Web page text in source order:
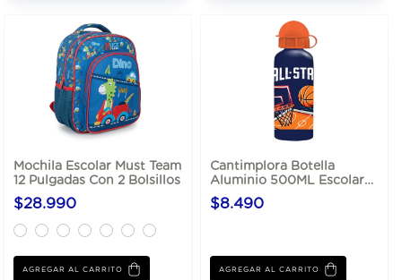
Mochila Escolar Must Team
12 Pulgadas Con 2 Bolsillos
$28.990
AGREGAR AL CARRITO
Cantimplora Botella
Aluminio 500ML Escolar
Infantil
$8.490
AGREGAR AL CARRITO